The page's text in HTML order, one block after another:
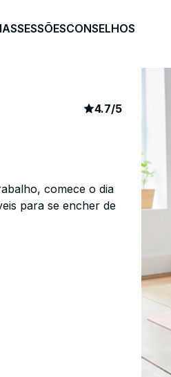
SESSÕESCONSELHOS
article rating
4.7/5739
comece o dia
para se encher de